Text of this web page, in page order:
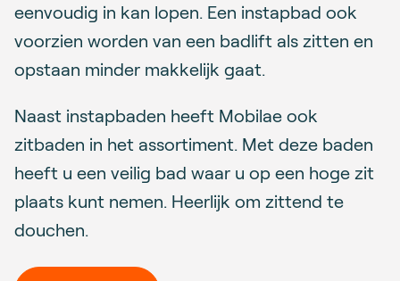
eenvoudig in kan lopen. Een instapbad ook
voorzien worden van een badlift als zitten en
opstaan minder makkelijk gaat.
Naast instapbaden heeft Mobilae ook
zitbaden in het assortiment. Met deze baden
heeft u een veilig bad waar u op een hoge zit
plaats kunt nemen. Heerlijk om zittend te
douchen.